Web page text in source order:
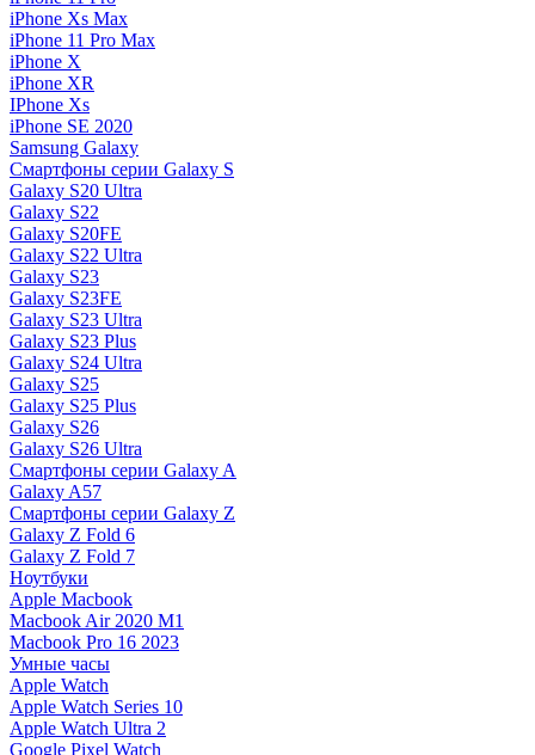
iPhone Xs Max
iPhone 11 Pro Max
iPhone X
iPhone XR
IPhone Xs
iPhone SE 2020
Samsung Galaxy
Смартфоны серии Galaxy S
Galaxy S20 Ultra
Galaxy S22
Galaxy S20FE
Galaxy S22 Ultra
Galaxy S23
Galaxy S23FE
Galaxy S23 Ultra
Galaxy S23 Plus
Galaxy S24 Ultra
Galaxy S25
Galaxy S25 Plus
Galaxy S26
Galaxy S26 Ultra
Смартфоны серии Galaxy A
Galaxy A57
Смартфоны серии Galaxy Z
Galaxy Z Fold 6
Galaxy Z Fold 7
Ноутбуки
Apple Macbook
Macbook Air 2020 M1
Macbook Pro 16 2023
Умные часы
Apple Watch
Apple Watch Series 10
Apple Watch Ultra 2
Google Pixel Watch